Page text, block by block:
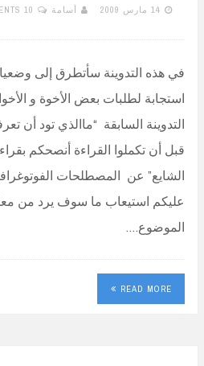
14 مارس 2009 أسامة 10 COMMENTS
في هذه التدوينة سأتطرق إلى
استجابة لطلبات بعض الأخوة و
التدوينة السابقة “ماالذي تود أن
قبل أن تكملوا القراءة أنصحكم
الشايع” عن المصطلحات
عليكم استيعاب ما سوف يرد من
الموضوع.…
READ MORE